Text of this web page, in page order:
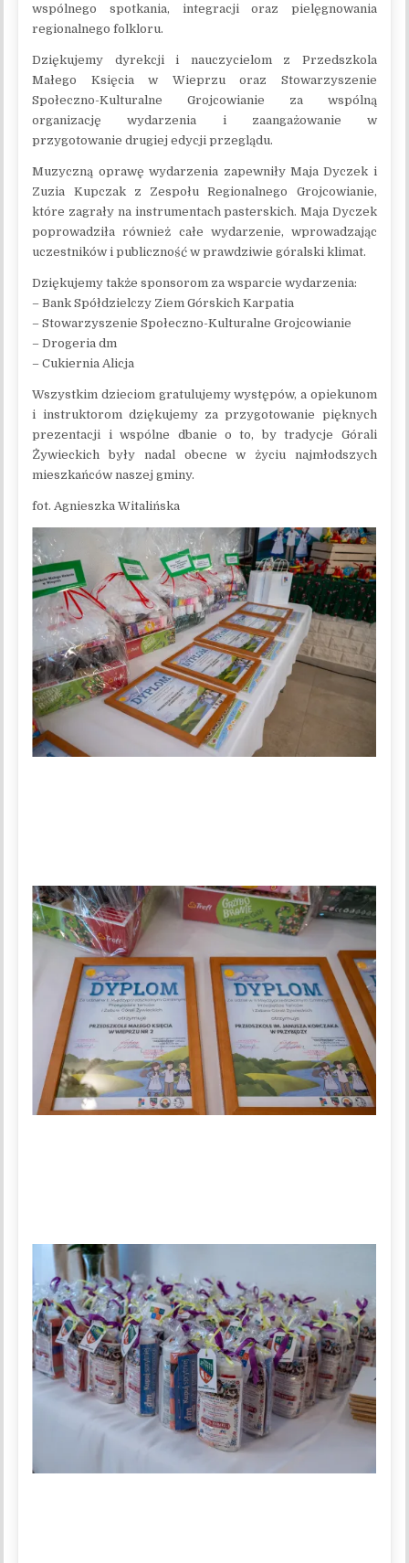
wspólnego spotkania, integracji oraz pielęgnowania
regionalnego folkloru.
Dziękujemy dyrekcji i nauczycielom z Przedszkola
Małego Księcia w Wieprzu oraz Stowarzyszenie
Społeczno-Kulturalne Grojcowianie za wspólną
organizację wydarzenia i zaangażowanie w
przygotowanie drugiej edycji przeglądu.
Muzyczną oprawę wydarzenia zapewniły Maja Dyczek i
Zuzia Kupczak z Zespołu Regionalnego Grojcowianie,
które zagrały na instrumentach pasterskich. Maja Dyczek
poprowadziła również całe wydarzenie, wprowadzając
uczestników i publiczność w prawdziwie góralski klimat.
Dziękujemy także sponsorom za wsparcie wydarzenia:
– Bank Spółdzielczy Ziem Górskich Karpatia
– Stowarzyszenie Społeczno-Kulturalne Grojcowianie
– Drogeria dm
– Cukiernia Alicja
Wszystkim dzieciom gratulujemy występów, a opiekunom
i instruktorom dziękujemy za przygotowanie pięknych
prezentacji i wspólne dbanie o to, by tradycje Górali
Żywieckich były nadal obecne w życiu najmłodszych
mieszkańców naszej gminy.
fot. Agnieszka Witalińska